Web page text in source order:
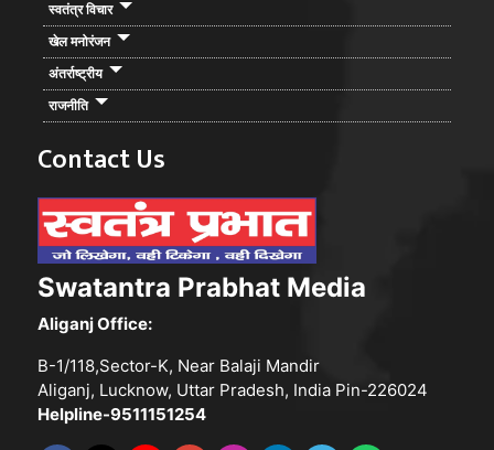
स्वतंत्र विचार
खेल मनोरंजन
अंतर्राष्ट्रीय
राजनीति
Contact Us
Swatantra Prabhat Media
Aliganj Office:
B-1/118,Sector-K, Near Balaji Mandir
Aliganj, Lucknow, Uttar Pradesh, India Pin-226024
Helpline-9511151254